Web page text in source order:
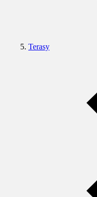
Terasy